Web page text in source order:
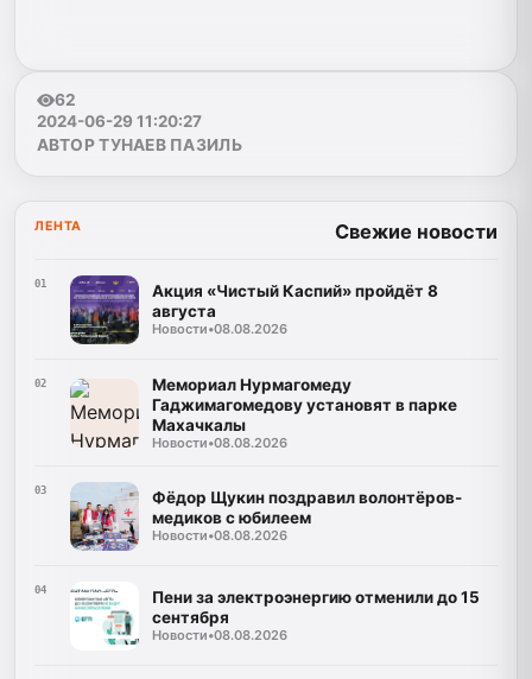
62
2024-06-29 11:20:27
АВТОР ТУНАЕВ ПАЗИЛЬ
ЛЕНТА Свежие новости
01
Акция «Чистый Каспий» пройдёт 8
августа
Новости•08.08.2026
02
Мемориал Нурмагомеду
Гаджимагомедову установят в парке
Махачкалы
Новости•08.08.2026
03
Фёдор Щукин поздравил волонтёров-
медиков с юбилеем
Новости•08.08.2026
04
Пени за электроэнергию отменили до 15
сентября
Новости•08.08.2026